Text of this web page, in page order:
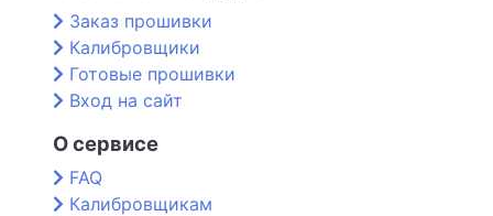
Заказ прошивки
Калибровщики
Готовые прошивки
Вход на сайт
О сервисе
FAQ
Калибровщикам